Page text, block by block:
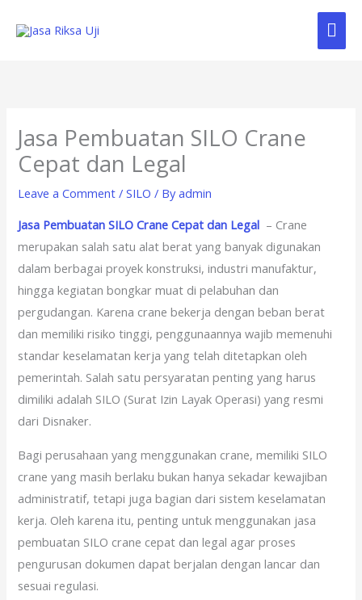
Jasa Pembuatan SILO Crane
Cepat dan Legal
Leave a Comment /SILO / Byadmin
Jasa Pembuatan SILO Crane Cepat dan Legal – Crane
merupakan salah satu alat berat yang banyak digunakan
dalam berbagai proyek konstruksi, industri manufaktur,
hingga kegiatan bongkar muat di pelabuhan dan
pergudangan. Karena crane bekerja dengan beban berat
dan memiliki risiko tinggi, penggunaannya wajib memenuhi
standar keselamatan kerja yang telah ditetapkan oleh
pemerintah. Salah satu persyaratan penting yang harus
dimiliki adalah SILO (Surat Izin Layak Operasi) yang resmi
dari Disnaker.
Bagi perusahaan yang menggunakan crane, memiliki SILO
crane yang masih berlaku bukan hanya sekadar kewajiban
administratif, tetapi juga bagian dari sistem keselamatan
kerja. Oleh karena itu, penting untuk menggunakan jasa
pembuatan SILO crane cepat dan legal agar proses
pengurusan dokumen dapat berjalan dengan lancar dan
sesuai regulasi.